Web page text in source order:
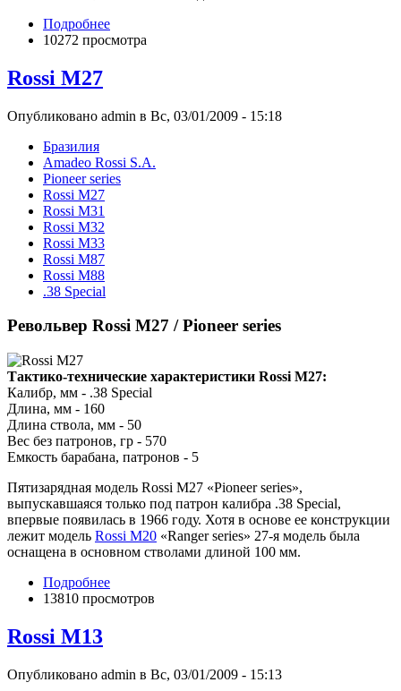
Подробнее
10272 просмотра
Rossi M27
Опубликовано admin в Вс, 03/01/2009 - 15:18
Бразилия
Amadeo Rossi S.A.
Pioneer series
Rossi M27
Rossi M31
Rossi M32
Rossi M33
Rossi M87
Rossi M88
.38 Special
Револьвер Rossi M27 / Pioneer series
Тактико-технические характеристики Rossi M27:
Калибр, мм - .38 Special
Длина, мм - 160
Длина ствола, мм - 50
Вес без патронов, гр - 570
Емкость барабана, патронов - 5
Пятизарядная модель Rossi M27 «Pioneer series»,
выпускавшаяся только под патрон калибра .38 Special,
впервые появилась в 1966 году. Хотя в основе ее конструкции
лежит модель Rossi M20 «Ranger series» 27-я модель была
оснащена в основном стволами длиной 100 мм.
Подробнее
13810 просмотров
Rossi M13
Опубликовано admin в Вс, 03/01/2009 - 15:13